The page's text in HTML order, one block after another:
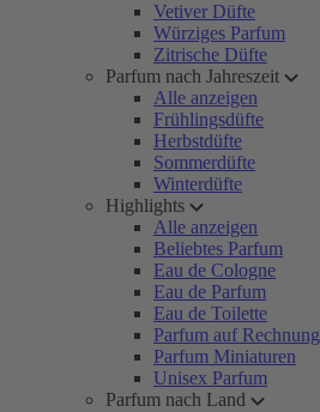
Vetiver Düfte
Würziges Parfum
Zitrische Düfte
Parfum nach Jahreszeit
Alle anzeigen
Frühlingsdüfte
Herbstdüfte
Sommerdüfte
Winterdüfte
Highlights
Alle anzeigen
Beliebtes Parfum
Eau de Cologne
Eau de Parfum
Eau de Toilette
Parfum auf Rechnung
Parfum Miniaturen
Unisex Parfum
Parfum nach Land